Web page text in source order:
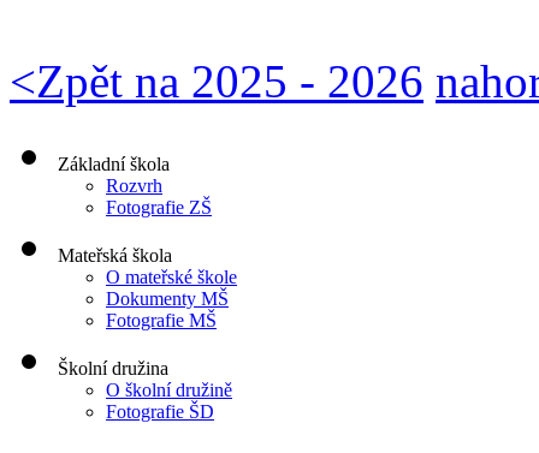
<Zpět na 2025 - 2026
Základní škola
Rozvrh
Fotografie ZŠ
Mateřská škola
O mateřské škole
Dokumenty MŠ
Fotografie MŠ
Školní družina
O školní družině
Fotografie ŠD